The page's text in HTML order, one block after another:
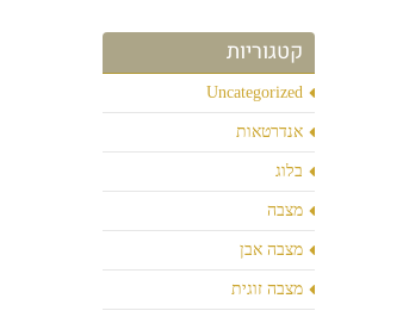
קטגוריות
Uncategorized
אנדרטאות
בלוג
מצבה
מצבה אבן
מצבה זוגית